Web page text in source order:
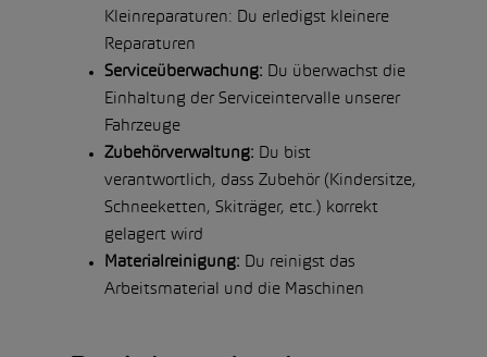
Kleinreparaturen: Du erledigst kleinere
Reparaturen
Serviceüberwachung: Du überwachst die
Einhaltung der Serviceintervalle unserer
Fahrzeuge
Zubehörverwaltung: Du bist
verantwortlich, dass Zubehör (Kindersitze,
Schneeketten, Skiträger, etc.) korrekt
gelagert wird
Materialreinigung:
Du reinigst das
Arbeitsmaterial und die Maschinen